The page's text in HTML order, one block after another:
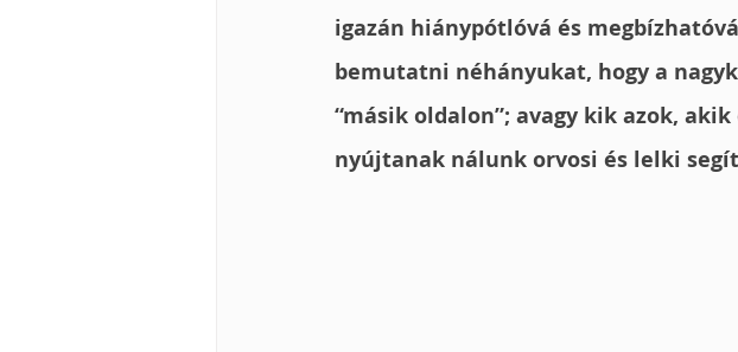
igazán hiánypótlóvá és
bemutatni néhányukat, hogy a
“másik oldalon”; avagy kik azok,
nyújtanak nálunk orvosi és lelki